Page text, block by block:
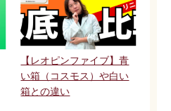
【レオピンファイブ】青
い箱（コスモス）や白い
箱との違い